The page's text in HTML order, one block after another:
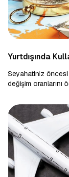
Yurtdışında
Seyahatiniz öncesi
değişim oranlarını